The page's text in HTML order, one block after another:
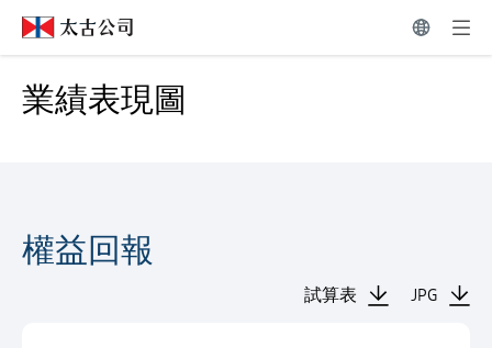
業績表現圖 | 太古公司
業績表現圖
業績表現圖